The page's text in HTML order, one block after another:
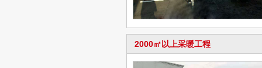
2000㎡以上采暖工程